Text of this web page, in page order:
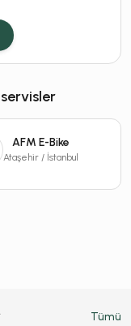
AFM E-Bike
Ataşehir / İstanbul
Tümü